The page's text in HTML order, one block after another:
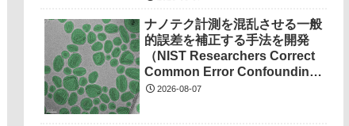
ナノテク計測を混乱させる一般
的誤差を補正する手法を開発
（NIST Researchers Correct
Common Error Confounding
Nanotech Measurements）
2026-08-07